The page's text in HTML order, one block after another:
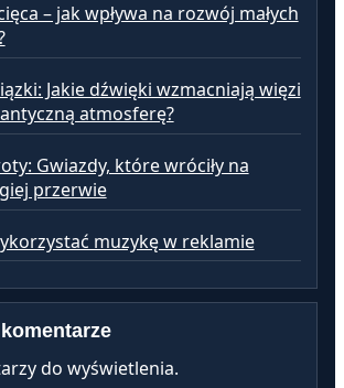
– jak wpływa na rozwój małych
Jakie dźwięki wzmacniają więzi
atmosferę?
Gwiazdy, które wróciły na
przerwie
muzykę w reklamie
do wyświetlenia.